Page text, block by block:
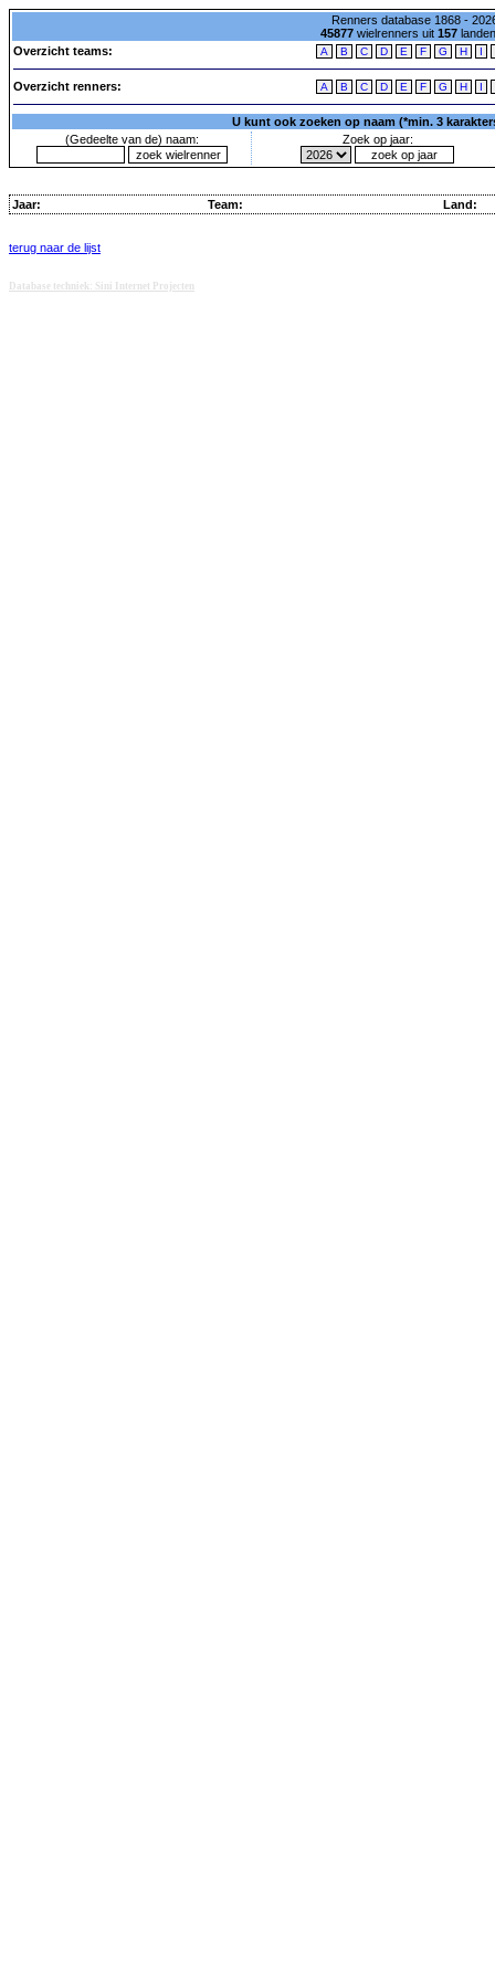
Renners database 1868 -
45877wielrenners uit 157
Overzicht teams:
A B C D E F G H I
Overzicht renners: A B C D E F G H I
U kunt ook zoeken op naam (*min. 3
(Gedeelte van de) naam:
Zoek op jaar:
Jaar: Team: Land:
terug naar de lijst
Database techniek: Sini Internet Projecten